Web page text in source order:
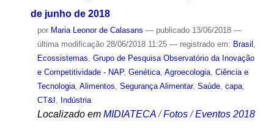
de junho de 2018
por Maria Leonor de Calasans — publicado13/06/2018 —
última modificação28/06/2018 11:25 — registrado em: Brasil ,
Ecossistemas, Grupo de Pesquisa Observatório da Inovação
e Competitividade - NAP, Genética, Agroecologia, Ciência e
Tecnologia, Alimentos, Segurança Alimentar, Saúde, capa,
CT&I , Indústria
Localizado em MIDIATECA /Fotos /Eventos 2018